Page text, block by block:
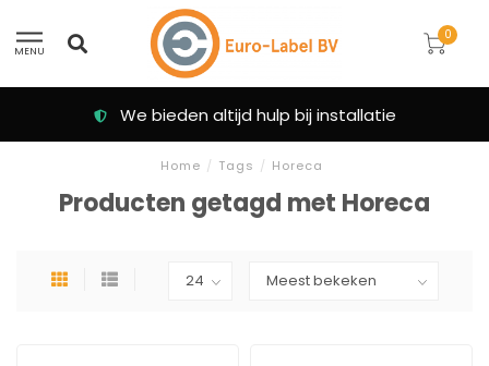
MENU
0
We bieden altijd hulp bij installatie
Home / Tags / Horeca
Producten getagd met Horeca